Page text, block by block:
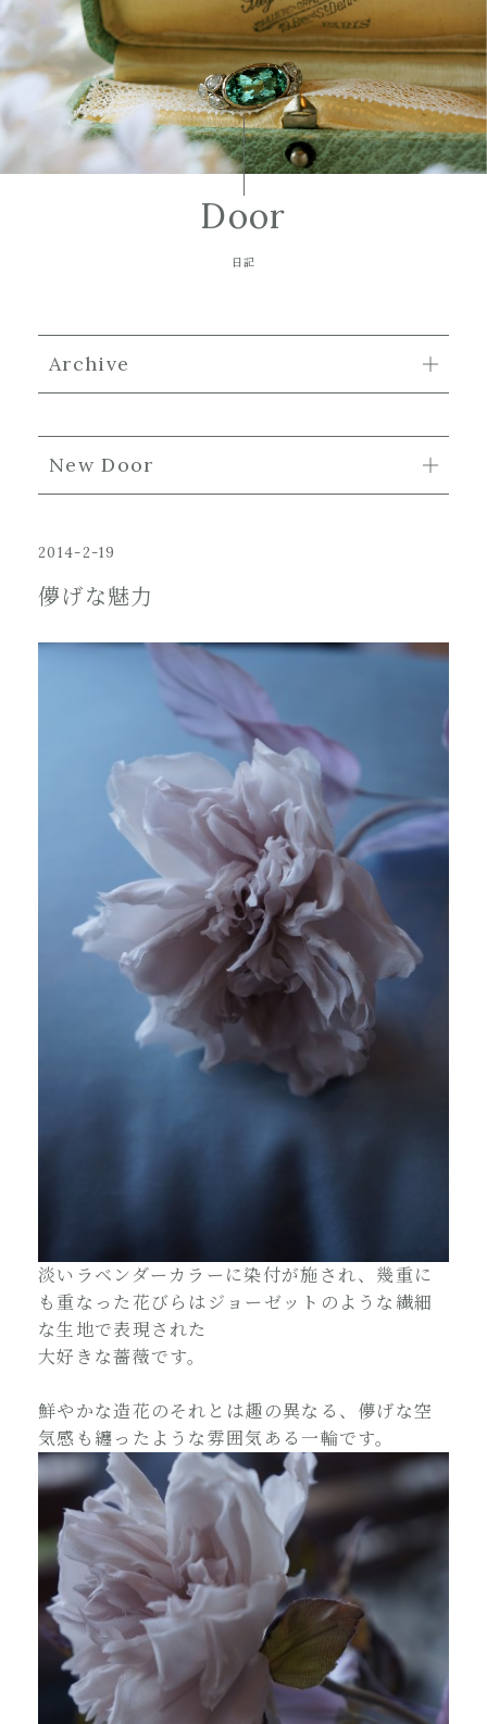
Door
日記
Archive
New Door
2014-2-19
儚げな魅力
淡いラベンダーカラーに染付が施され、幾重に
も重なった花びらはジョーゼットのような繊細
な生地で表現された
大好きな薔薇です。
鮮やかな造花のそれとは趣の異なる、儚げな空
気感も纏ったような雰囲気ある一輪です。